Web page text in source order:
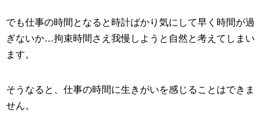
でも仕事の時間となると時計ばかり気にして早く時間が過
ぎないか…拘束時間さえ我慢しようと自然と考えてしまい
ます。
そうなると、仕事の時間に生きがいを感じることはできま
せん。